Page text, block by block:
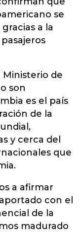
se
a la
Ministerio de
son
es el país
de la
y cerca del
que
a afirmar
con el
de la
madurado